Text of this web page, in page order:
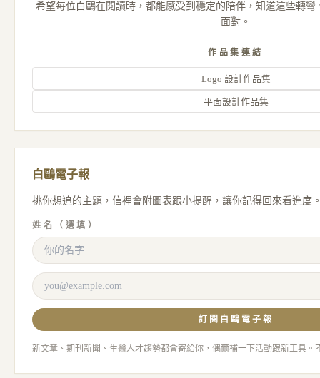
希望每位白鷗在閱讀時，都能感受到穩定的陪伴，知道這些轉
面對。
作品集連結
Logo 設計作品集
平面設計作品集
白鷗電子報
挑你想追的主題，信裡會附圖表跟小提醒，讓你記得回來看進度
姓名（選填）
訂閱白鷗電子報
新文章、期刊新聞、生醫人才趨勢都會寄給你，偶爾補一下活動跟新工具。